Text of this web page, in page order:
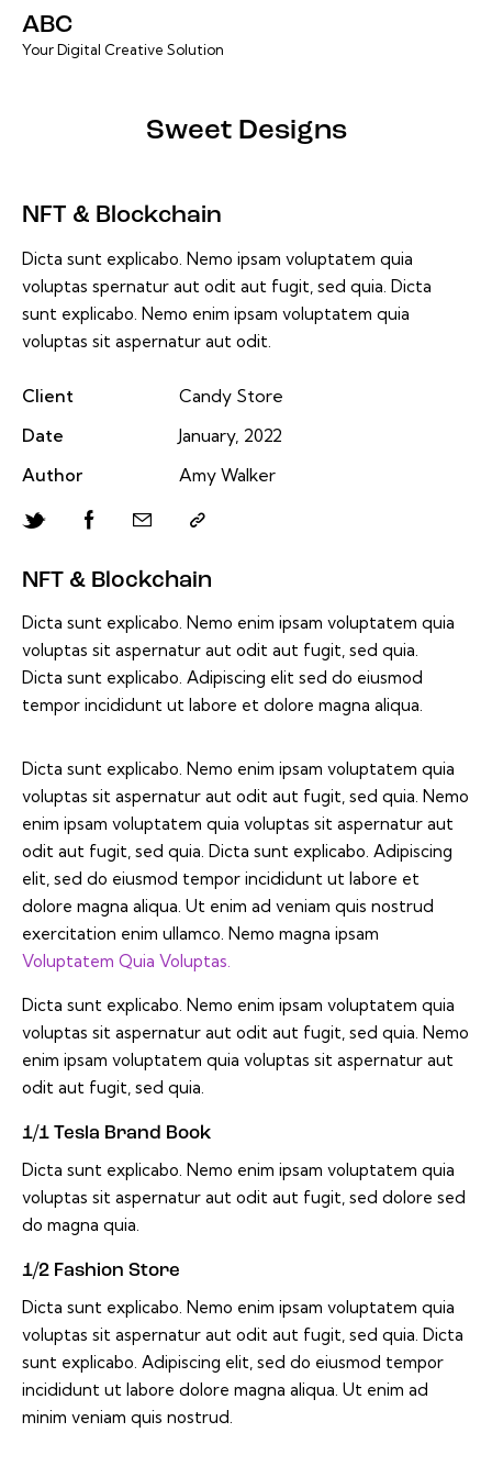
ABC
Your Digital Creative Solution
Sweet Designs
NFT & Blockchain
Dicta sunt explicabo. Nemo ipsam voluptatem quia
voluptas spernatur aut odit aut fugit, sed quia. Dicta
sunt explicabo. Nemo enim ipsam voluptatem quia
voluptas sit aspernatur aut odit.
Client
Candy Store
Date
January, 2022
Author
Amy Walker
NFT & Blockchain
Dicta sunt explicabo. Nemo enim ipsam voluptatem quia
voluptas sit aspernatur aut odit aut fugit, sed quia.
Dicta sunt explicabo. Adipiscing elit sed do eiusmod
tempor incididunt ut labore et dolore magna aliqua.
Dicta sunt explicabo. Nemo enim ipsam voluptatem quia
voluptas sit aspernatur aut odit aut fugit, sed quia. Nemo
enim ipsam voluptatem quia voluptas sit aspernatur aut
odit aut fugit, sed quia. Dicta sunt explicabo. Adipiscing
elit, sed do eiusmod tempor incididunt ut labore et
dolore magna aliqua. Ut enim ad veniam quis nostrud
exercitation enim ullamco. Nemo magna ipsam
Voluptatem Quia Voluptas.
Dicta sunt explicabo. Nemo enim ipsam voluptatem quia
voluptas sit aspernatur aut odit aut fugit, sed quia. Nemo
enim ipsam voluptatem quia voluptas sit aspernatur aut
odit aut fugit, sed quia.
1/1 Tesla Brand Book
Dicta sunt explicabo. Nemo enim ipsam voluptatem quia
voluptas sit aspernatur aut odit aut fugit, sed dolore sed
do magna quia.
1/2 Fashion Store
Dicta sunt explicabo. Nemo enim ipsam voluptatem quia
voluptas sit aspernatur aut odit aut fugit, sed quia. Dicta
sunt explicabo. Adipiscing elit, sed do eiusmod tempor
incididunt ut labore dolore magna aliqua. Ut enim ad
minim veniam quis nostrud.